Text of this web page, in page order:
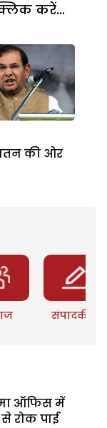
करें...
की ओर
संपादकीय
ऑफिस में
रोक पाई